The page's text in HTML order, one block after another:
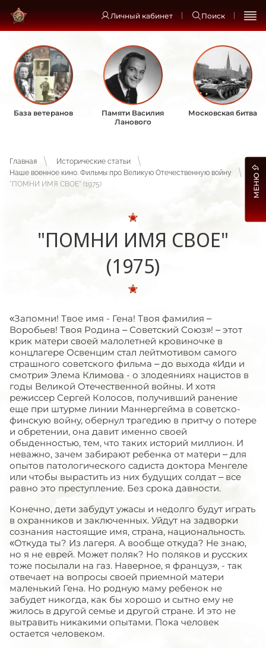
Личный кабинет Поиск
База ветеранов
Памяти Василия
Ланового
Московская битва
Главная
Исторические статьи
Наше военное кино. Фильмы про Великую Отечественную войну
"ПОМНИ ИМЯ СВОЕ" (1975)
"ПОМНИ ИМЯ СВОЕ"
(1975)
«Запомни! Твое имя - Гена! Твоя фамилия –
Воробьев! Твоя Родина – Советский Союз»! – этот
крик матери своей малолетней кровиночке в
концлагере Освенцим стал лейтмотивом самого
страшного советского фильма – до выхода «Иди и
смотри» Элема Климова - о злодеяниях нацистов в
годы Великой Отечественной войны. И хотя
режиссер Сергей Колосов, получивший ранение
еще при штурме линии Маннергейма в советско-
финскую войну, обернул трагедию в притчу о потере
и обретении, она давит именно своей
обыденностью, тем, что таких историй миллион. И
неважно, зачем забирают ребенка от матери – для
опытов патологического садиста доктора Менгеле
или чтобы вырастить из них будущих солдат – все
равно это преступление. Без срока давности.
Конечно, дети забудут ужасы и недолго будут играть
в охранников и заключенных. Уйдут на задворки
сознания настоящие имя, страна, национальность.
«Откуда ты? Из лагеря. А вообще откуда? Не знаю,
но я не еврей. Может поляк? Но поляков и русских
тоже посылали на газ. Наверное, я француз», - так
отвечает на вопросы своей приемной матери
маленький Гена. Но родную маму ребенок не
забудет никогда, как бы хорошо и сытно ему не
жилось в другой семье и другой стране. И это не
вытравить никакими опытами. Пока человек
остается человеком.
МЕНЮ